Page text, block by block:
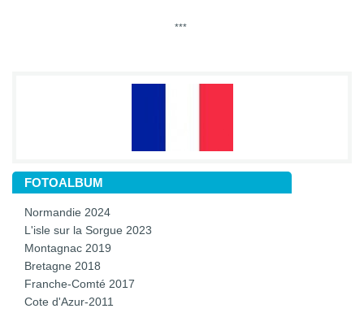
***
FOTOALBUM
Normandie 2024
L'isle sur la Sorgue 2023
Montagnac 2019
Bretagne 2018
Franche-Comté 2017
Cote d'Azur-2011